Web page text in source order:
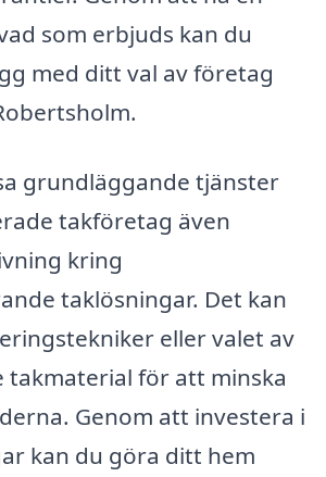
som erbjuds kan du
med ditt val av företag
grundläggande tjänster
takföretag även
kring
taklösningar. Det kan
eller valet av
för att minska
Genom att investera i
kan du göra ditt hem